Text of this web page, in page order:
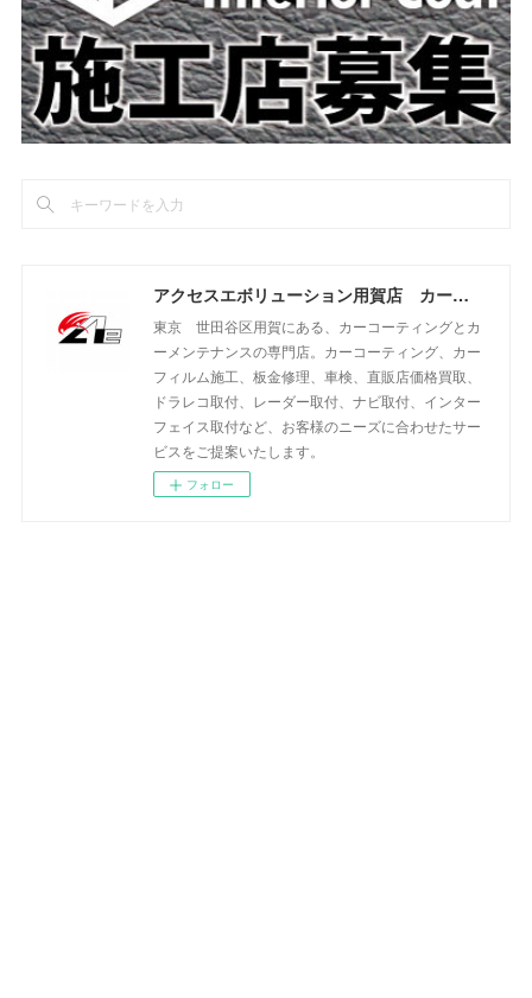
アクセスエボリューション用賀店 カーコーティング・カーメンテナンスの専門店
東京 世田谷区用賀にある、カーコーティングとカ
ーメンテナンスの専門店。カーコーティング、カー
フィルム施工、板金修理、車検、直販店価格買取、
ドラレコ取付、レーダー取付、ナビ取付、インター
フェイス取付など、お客様のニーズに合わせたサー
ビスをご提案いたします。
フォロー